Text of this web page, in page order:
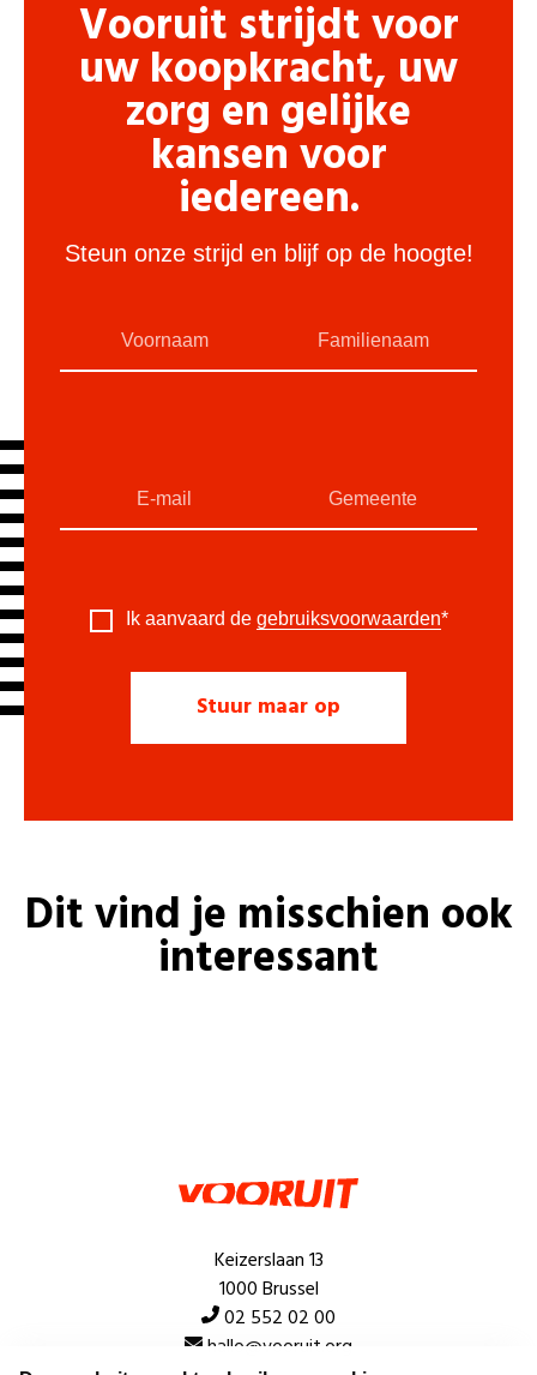
Vooruit strijdt voor
uw koopkracht, uw
zorg en gelijke
kansen voor
iedereen.
Steun onze strijd en blijf op de hoogte!
Ik aanvaard de gebruiksvoorwaarden*
Dit vind je misschien ook
interessant
Keizerslaan 13
1000 Brussel
02 552 02 00
hallo@vooruit.org